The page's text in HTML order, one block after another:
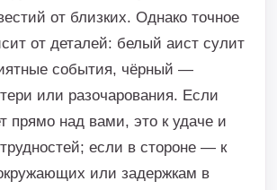
от близких. Однако точное
от деталей: белый аист сулит
события, чёрный —
или разочарования. Если
прямо над вами, это к удаче и
если в стороне — к
или задержкам в